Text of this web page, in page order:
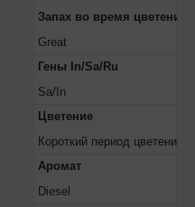
Запах во время цветения
Great
Гены In/Sa/Ru
Sa/In
Цветение
Короткий период цветения
Аромат
Diesel